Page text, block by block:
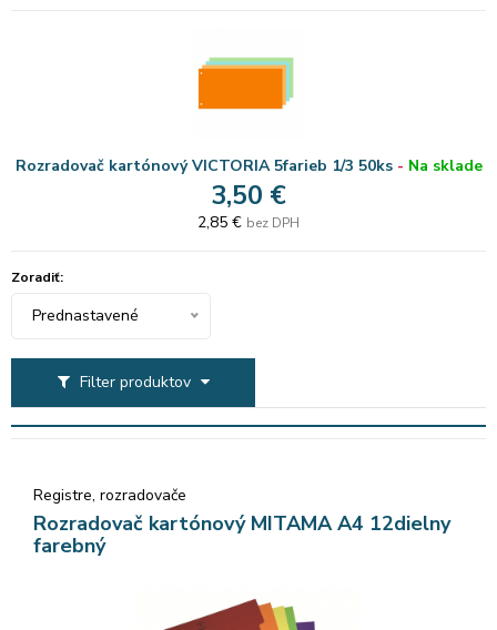
Rozradovač kartónový VICTORIA 5farieb 1/3 50ks- Na sklade
3,50 €
2,85 € bez DPH
Filter produktov
Zoradiť:
Prednastavené
Registre, rozradovače
Rozradovač kartónový MITAMA A4 12dielny
farebný